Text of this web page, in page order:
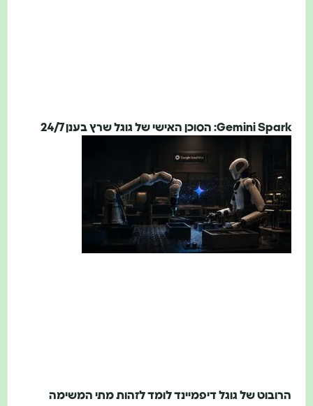
Gemini Spark: הסוכן האישי של גוגל שרץ בענן 24/7
הרובוט של גוגל דיפמיינד לומד לזהות מתי המשימה